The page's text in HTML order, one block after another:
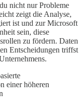
nicht nur Probleme
zeigt die Analyse,
ist und zur Microsoft
sein, diese
zu fördern. Daten
Entscheidungen triffst
einer höheren